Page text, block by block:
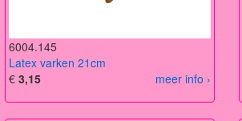
6004.145
Latex varken 21cm
meer info ›
€ 3,15